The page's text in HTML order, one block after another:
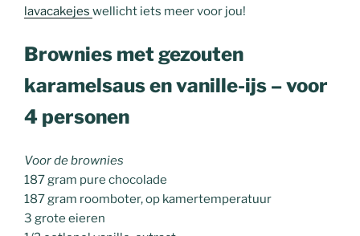
lavacakejes wellicht iets meer voor jou!
Brownies met gezouten
karamelsaus en vanille-ijs – voor
4 personen
Voor de brownies
187 gram pure chocolade
187 gram roomboter, op kamertemperatuur
3 grote eieren